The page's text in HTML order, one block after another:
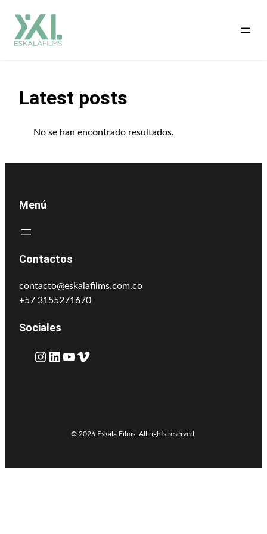
Latest posts
No se han encontrado resultados.
Menú
Contactos
contacto@eskalafilms.com.co
+57 3155271670
Sociales
Instagram LinkedIn YouTube Vimeo
© 2026 Eskala Films. All rights reserved.